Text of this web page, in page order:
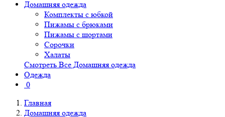
Домашняя одежда
Комплекты с юбкой
Пижамы с брюками
Пижамы с шортами
Сорочки
Халаты
Смотреть Все Домашняя одежда
Одежда
0
Главная
Домашняя одежда